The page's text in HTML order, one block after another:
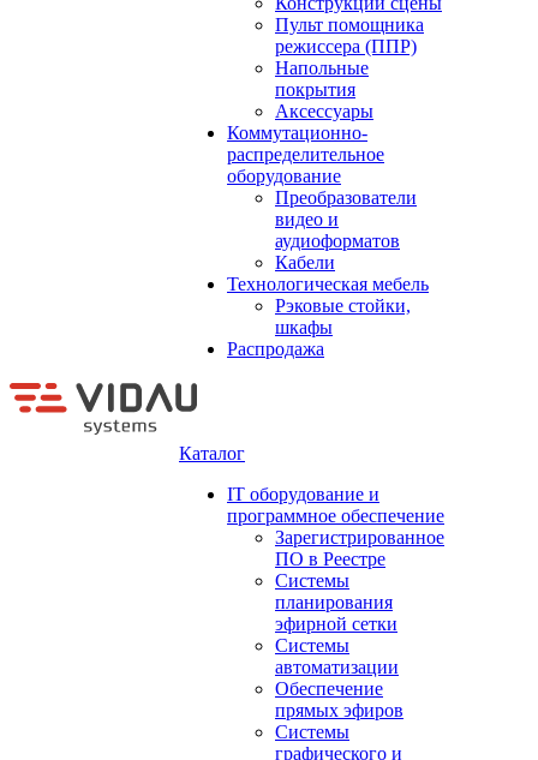
Пульт помощника
режиссера (ППР)
Напольные
покрытия
Аксессуары
Коммутационно-
распределительное
оборудование
Преобразователи
видео и
аудиоформатов
Кабели
Технологическая мебель
Рэковые стойки,
шкафы
Распродажа
Каталог
IT оборудование и
программное обеспечение
Зарегистрированное
ПО в Реестре
Системы
планирования
эфирной сетки
Системы
автоматизации
Обеспечение
прямых эфиров
Системы
графического и